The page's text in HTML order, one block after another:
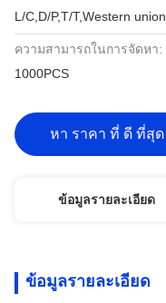
L/C,D/P,T/T,Western union
ความสามารถในการจัดหา:
1000PCS
หา ราคา ที่ ดี ที่สุด
ข้อมูลรายละเอียด
ข้อมูลรายละเอียด